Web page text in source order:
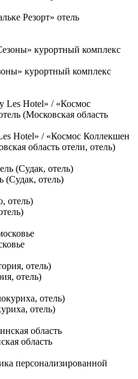
Резорт» отель
курортный комплекс
Hotel» / «Космос Коллекшен
область отели, отель)
(Судак, отель)
отель)
отель)
область